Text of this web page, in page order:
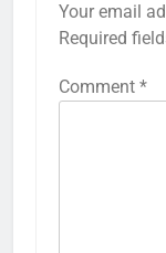
Your email
Required
Comment *